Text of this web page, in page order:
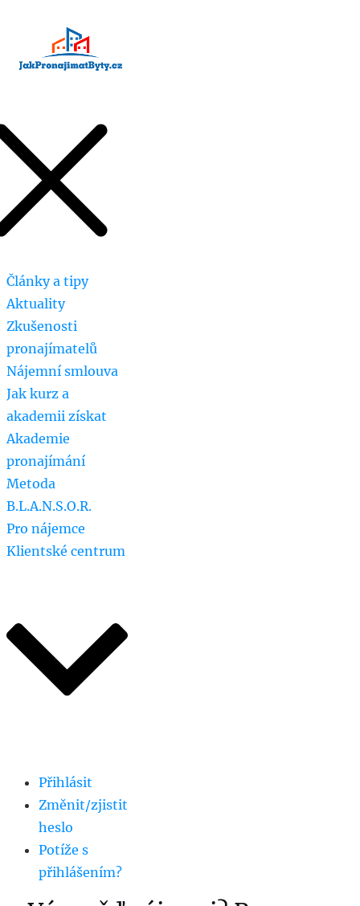
Články a tipy
Aktuality
Zkušenosti
pronajímatelů
Nájemní smlouva
Jak kurz a
akademii získat
Akademie
pronajímání
Metoda
B.L.A.N.S.O.R.
Pro nájemce
Klientské centrum
Přihlásit
Změnit/zjistit
heslo
Potíže s
přihlášením?